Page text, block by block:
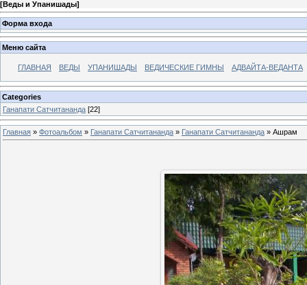
[Веды и Упанишады]
Форма входа
Меню сайта
ГЛАВНАЯ ВЕДЫ УПАНИШАДЫ ВЕДИЧЕСКИЕ ГИМНЫ АДВАЙТА-ВЕДАНТА
Categories
Ганапати Сатчитананда [22]
Главная » Фотоальбом » Ганапати Сатчитананда » Ганапати Сатчитананда » Ашрам